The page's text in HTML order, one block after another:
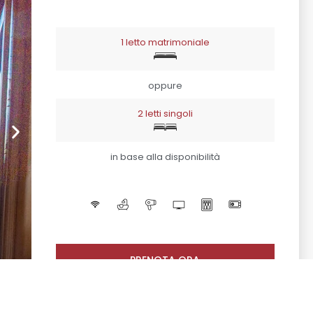
1 letto matrimoniale
oppure
2 letti singoli
in base alla disponibilità
PRENOTA ORA